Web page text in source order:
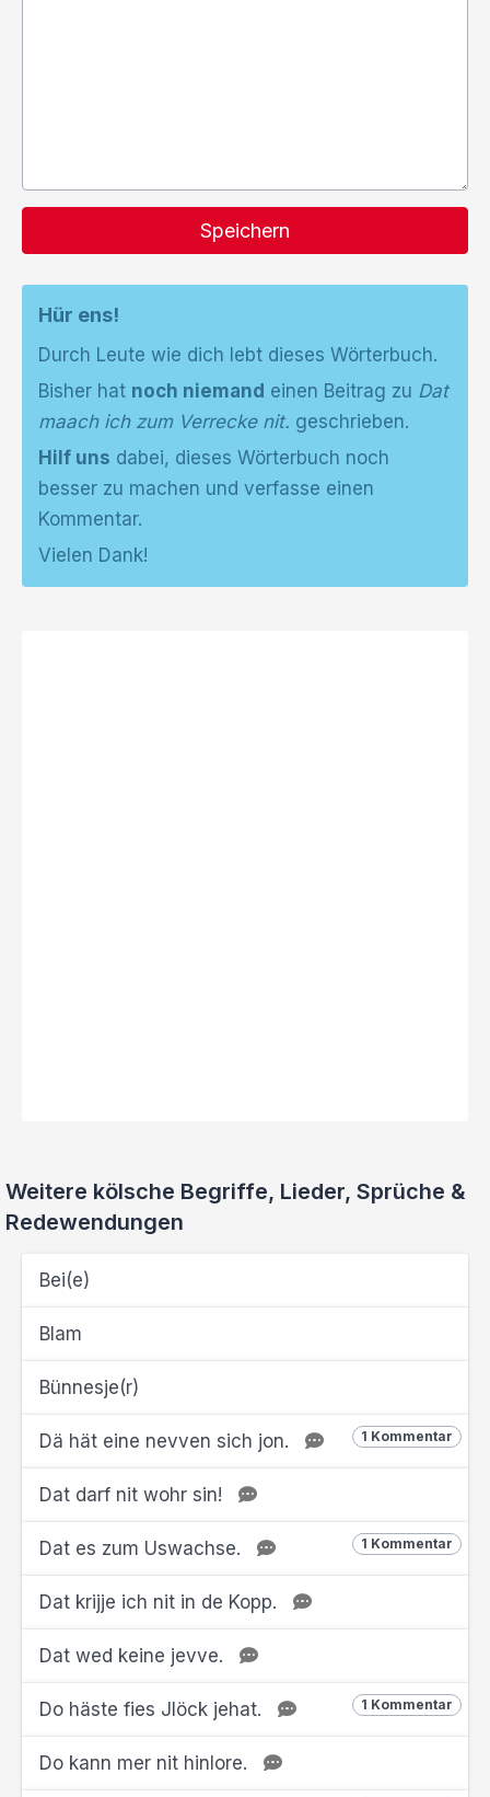
Speichern
Hür ens!
Durch Leute wie dich lebt dieses Wörterbuch.
Bisher hat noch niemand einen Beitrag zu Dat
maach ich zum Verrecke nit. geschrieben.
Hilf uns dabei, dieses Wörterbuch noch
besser zu machen und verfasse einen
Kommentar.
Vielen Dank!
Weitere kölsche Begriffe, Lieder, Sprüche &
Redewendungen
Bei(e)
Blam
Bünnesje(r)
1 Kommentar
Dä hät eine nevven sich jon.
Dat darf nit wohr sin!
1 Kommentar
Dat es zum Uswachse.
Dat krijje ich nit in de Kopp.
Dat wed keine jevve.
1 Kommentar
Do häste fies Jlöck jehat.
Do kann mer nit hinlore.